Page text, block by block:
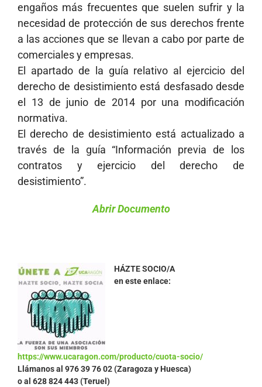
engaños más frecuentes que suelen sufrir y la
necesidad de protección de sus derechos frente
a las acciones que se llevan a cabo por parte de
comerciales y empresas.
El apartado de la guía relativo al ejercicio del
derecho de desistimiento está desfasado desde
el 13 de junio de 2014 por una modificación
normativa.
El derecho de desistimiento está actualizado a
través de la guía “Información previa de los
contratos y ejercicio del derecho de
desistimiento”.
Abrir Documento
HÁZTE SOCIO/A
en este enlace:
https://www.ucaragon.com/producto/cuota-socio/
Llámanos al 976 39 76 02 (Zaragoza y Huesca)
o al 628 824 443 (Teruel)